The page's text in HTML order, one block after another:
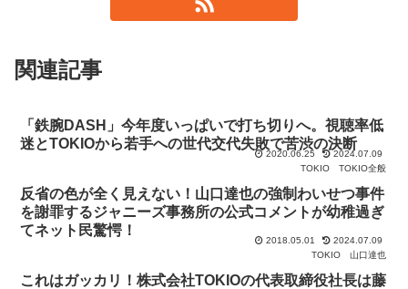
関連記事
「鉄腕DASH」今年度いっぱいで打ち切りへ。視聴率低
迷とTOKIOから若手への世代交代失敗で苦渋の決断
2020.06.25
2024.07.09
TOKIO
TOKIO全般
反省の色が全く見えない！山口達也の強制わいせつ事件
を謝罪するジャニーズ事務所の公式コメントが幼稚過ぎ
てネット民驚愕！
2018.05.01
2024.07.09
TOKIO
山口達也
これはガッカリ！株式会社TOKIOの代表取締役社長は藤